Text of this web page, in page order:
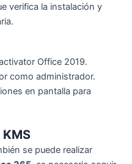
verifica la instalación y
Office 2019.
como administrador.
en pantalla para
se puede realizar